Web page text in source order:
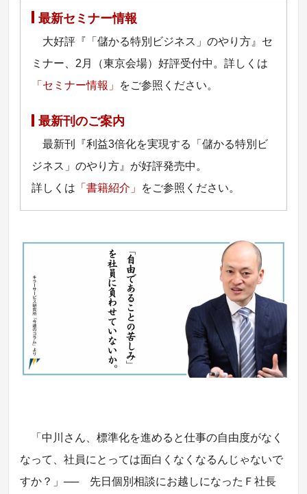
最新セミナー情報
大好評『「儲かる特別ビジネス」のやり方』セ
ミナー、2月（東京会場）好評受付中。詳しくは
「セミナー情報」 をご参照ください。
最新刊のご案内
最新刊『利益3倍化を実現する「儲かる特別ビ
ジネス」のやり方』が好評発売中。
詳しくは 「書籍紹介」 をご参照ください。
「中川さん、標準化を進めると仕事の自由度がなく
なって、社員にとっては面白くなくなるんじゃないで
すか？」── 先日個別相談にお越しになったＦ社長